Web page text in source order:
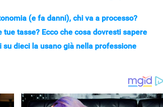
(e fa danni), chi va a processo?
tasse? Ecco che cosa dovresti sapere
dieci la usano già nella professione